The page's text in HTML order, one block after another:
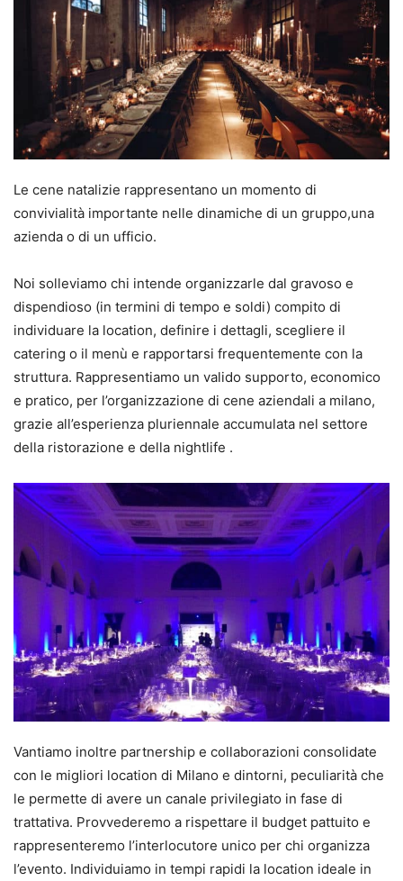
Le cene natalizie rappresentano un momento di
convivialità importante nelle dinamiche di un gruppo,una
azienda o di un ufficio.
Noi solleviamo chi intende organizzarle dal gravoso e
dispendioso (in termini di tempo e soldi) compito di
individuare la location, definire i dettagli, scegliere il
catering o il menù e rapportarsi frequentemente con la
struttura. Rappresentiamo un valido supporto, economico
e pratico, per l’organizzazione di cene aziendali a milano,
grazie all’esperienza pluriennale accumulata nel settore
della ristorazione e della nightlife .
Vantiamo inoltre partnership e collaborazioni consolidate
con le migliori location di Milano e dintorni, peculiarità che
le permette di avere un canale privilegiato in fase di
trattativa. Provvederemo a rispettare il budget pattuito e
rappresenteremo l’interlocutore unico per chi organizza
l’evento. Individuiamo in tempi rapidi la location ideale in